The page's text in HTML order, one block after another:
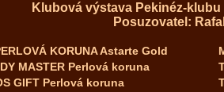
Klubová výstava Pekinéz-klubu
Posuzovatel:
KORUNA Astarte Gold
MASTER Perlová koruna
GIFT Perlová koruna